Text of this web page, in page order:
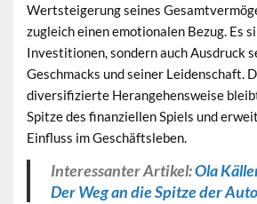
Wertsteigerung seines
zugleich einen emotionalen Bezug. Es
Investitionen, sondern auch Ausdruck
Geschmacks und seiner Leidenschaft.
diversifizierte Herangehensweise
Spitze des finanziellen Spiels und
Einfluss im Geschäftsleben.
Interessanter Artikel:Ola
Der Weg an die Spitze der